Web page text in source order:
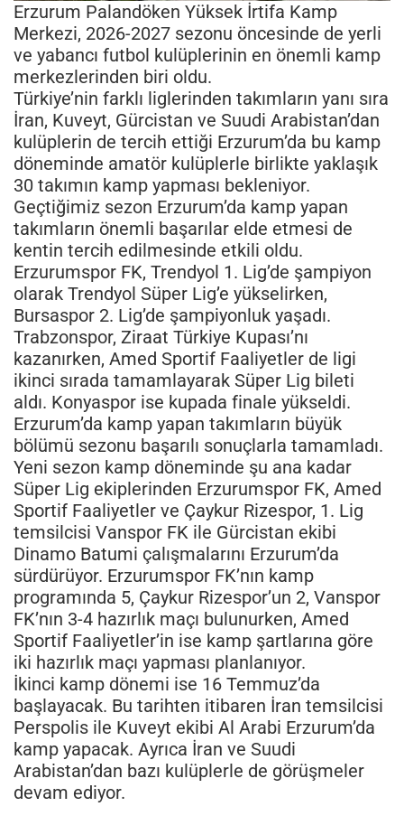
Erzurum Palandöken Yüksek İrtifa Kamp
Merkezi, 2026-2027 sezonu öncesinde de yerli
ve yabancı futbol kulüplerinin en önemli kamp
merkezlerinden biri oldu.
Türkiye’nin farklı liglerinden takımların yanı sıra
İran, Kuveyt, Gürcistan ve Suudi Arabistan’dan
kulüplerin de tercih ettiği Erzurum’da bu kamp
döneminde amatör kulüplerle birlikte yaklaşık
30 takımın kamp yapması bekleniyor.
Geçtiğimiz sezon Erzurum’da kamp yapan
takımların önemli başarılar elde etmesi de
kentin tercih edilmesinde etkili oldu.
Erzurumspor FK, Trendyol 1. Lig’de şampiyon
olarak Trendyol Süper Lig’e yükselirken,
Bursaspor 2. Lig’de şampiyonluk yaşadı.
Trabzonspor, Ziraat Türkiye Kupası’nı
kazanırken, Amed Sportif Faaliyetler de ligi
ikinci sırada tamamlayarak Süper Lig bileti
aldı. Konyaspor ise kupada finale yükseldi.
Erzurum’da kamp yapan takımların büyük
bölümü sezonu başarılı sonuçlarla tamamladı.
Yeni sezon kamp döneminde şu ana kadar
Süper Lig ekiplerinden Erzurumspor FK, Amed
Sportif Faaliyetler ve Çaykur Rizespor, 1. Lig
temsilcisi Vanspor FK ile Gürcistan ekibi
Dinamo Batumi çalışmalarını Erzurum’da
sürdürüyor. Erzurumspor FK’nın kamp
programında 5, Çaykur Rizespor’un 2, Vanspor
FK’nın 3-4 hazırlık maçı bulunurken, Amed
Sportif Faaliyetler’in ise kamp şartlarına göre
iki hazırlık maçı yapması planlanıyor.
İkinci kamp dönemi ise 16 Temmuz’da
başlayacak. Bu tarihten itibaren İran temsilcisi
Perspolis ile Kuveyt ekibi Al Arabi Erzurum’da
kamp yapacak. Ayrıca İran ve Suudi
Arabistan’dan bazı kulüplerle de görüşmeler
devam ediyor.